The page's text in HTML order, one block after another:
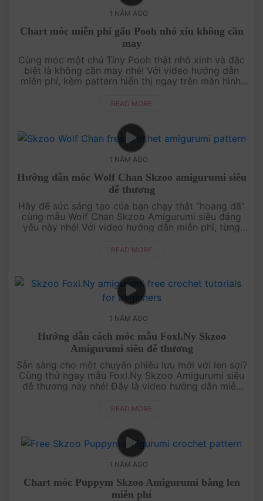
1 NĂM AGO
Chart móc miễn phí gấu Pooh nhỏ xíu không cần
may
Cùng móc một chú Tiny Pooh thật nhỏ xinh và đặc
biệt là không cần may nhé! Với video hướng dẫn
miễn phí, kèm pattern hiển thị ngay trên màn hình,
cuối. Dù bạn là ng....
READ MORE
1 NĂM AGO
Hướng dẫn móc Wolf Chan Skzoo amigurumi siêu
dễ thương
Hãy để sức sáng tạo của bạn chạy thật “hoang dã”
cùng mẫu Wolf Chan Skzoo Amigurumi siêu đáng
yêu này nhé! Với video hướng dẫn miễn phí, từng
người mới bắt đầu.....
READ MORE
1 NĂM AGO
Hướng dẫn cách móc mẫu Foxl.Ny Skzoo
Amigurumi siêu dễ thương
Sẵn sàng cho một chuyến phiêu lưu mới với len sợi?
Cùng thử ngay mẫu Foxl.Ny Skzoo Amigurumi siêu
dễ thương này nhé! Đây là video hướng dẫn miễn
từng mũi móc....
READ MORE
1 NĂM AGO
Chart móc Puppym Skzoo Amigurumi bằng len
miễn phí